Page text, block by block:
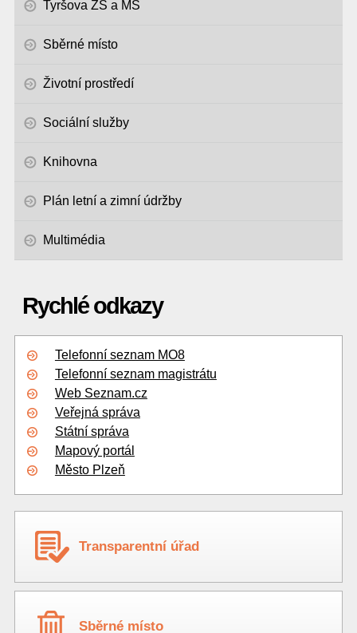
Tyršova ZŠ a MŠ
Sběrné místo
Životní prostředí
Sociální služby
Knihovna
Plán letní a zimní údržby
Multimédia
Rychlé odkazy
Telefonní seznam MO8
Telefonní seznam magistrátu
Web Seznam.cz
Veřejná správa
Státní správa
Mapový portál
Město Plzeň
Transparentní úřad
Sběrné místo